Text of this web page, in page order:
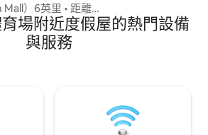
6英里 • 距離哈
、憤怒果園(Angry
(City Winery)45分鐘
、新澤西海岸
和Target均在一英
場附近度假屋的熱門設備
與服務